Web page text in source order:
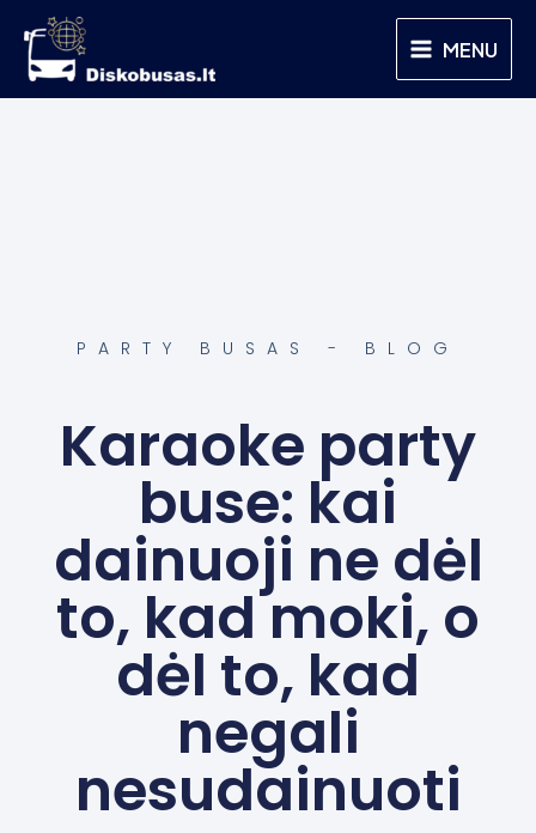
prie
turinio
Main
Menu
MENU
PARTY BUSAS - BLOG
Karaoke party
buse: kai
dainuoji ne dėl
to, kad moki, o
dėl to, kad
negali
nesudainuoti